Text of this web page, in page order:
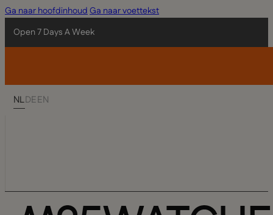
Ga naar hoofdinhoudGa naar voettekst
Open 7 Days A Week
NLDEEN